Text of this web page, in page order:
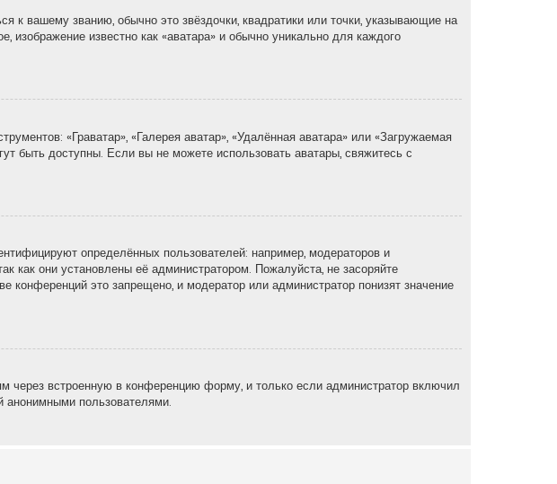
к вашему званию, обычно это звёздочки, квадратики или точки, указывающие на
известно как «аватара» и обычно уникально для каждого
«Граватар», «Галерея аватар», «Удалённая аватара» или «Загружаемая
быть доступны. Если вы не можете использовать аватары, свяжитесь с
определённых пользователей: например, модераторов и
как они установлены её администратором. Пожалуйста, не засоряйте
это запрещено, и модератор или администратор понизят значение
через встроенную в конференцию форму, и только если администратор включил
анонимными пользователями.